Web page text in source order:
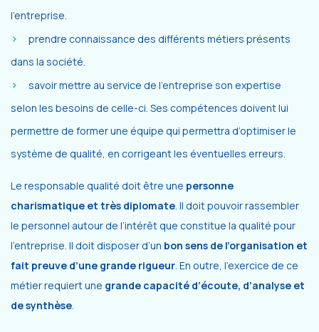
l’entreprise.
prendre connaissance des différents métiers présents
dans la société.
savoir mettre au service de l’entreprise son expertise
selon les besoins de celle-ci. Ses compétences doivent lui
permettre de former une équipe qui permettra d’optimiser le
système de qualité, en corrigeant les éventuelles erreurs.
Le responsable qualité doit être une personne
charismatique et très diplomate. Il doit pouvoir rassembler
le personnel autour de l’intérêt que constitue la qualité pour
l’entreprise. Il doit disposer d’un bon sens de l’organisation et
fait preuve d’une grande rigueur. En outre, l’exercice de ce
métier requiert une grande capacité d’écoute, d’analyse et
de synthèse.